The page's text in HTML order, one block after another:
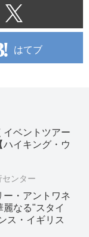
はてブ
イベントツアー
ハイキング・ウ
センター
ー・アントワネ
麗なる"スタイ
ス・イギリス